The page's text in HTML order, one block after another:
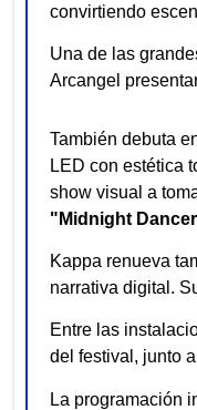
convirtiendo
Una de las
Arcangel
También debuta
LED con estética
show visual a
"Midnight
Kappa renueva
narrativa digital.
Entre las
del festival, junto a
La programación